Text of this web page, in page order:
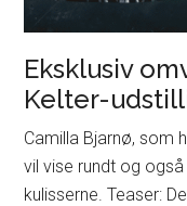
Eksklusiv
Kelter-
Camilla Bjarnø, som
vil vise rundt og
kulisserne. Teaser: